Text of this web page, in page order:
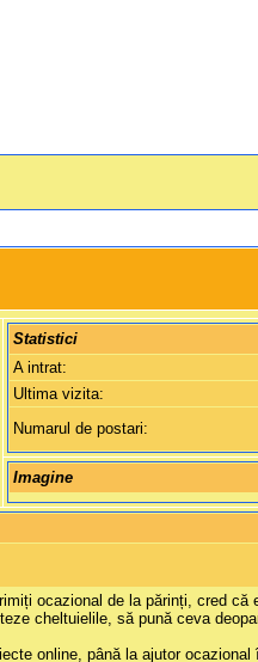
Statistici
A intrat:
Ultima vizita:
Numarul de postari:
Imagine
ocazional de la părinți, cred
cheltuielile, să pună ceva
online, până la ajutor